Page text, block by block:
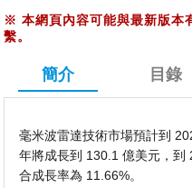
※ 本網頁內容可能與最新版本
繫。
簡介 目錄
毫米波雷達技術市場預計到
年將成長到 130.1 億美元，到
合成長率為 11.66%。